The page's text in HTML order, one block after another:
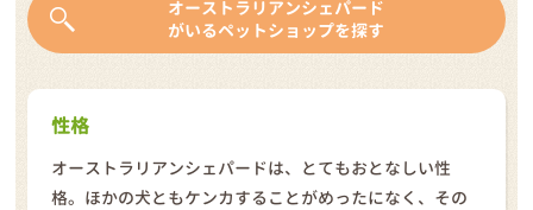
オーストラリアンシェパード
がいるペットショップを探す
性格
オーストラリアンシェパードは、とてもおとなしい性
格。ほかの犬ともケンカすることがめったになく、その